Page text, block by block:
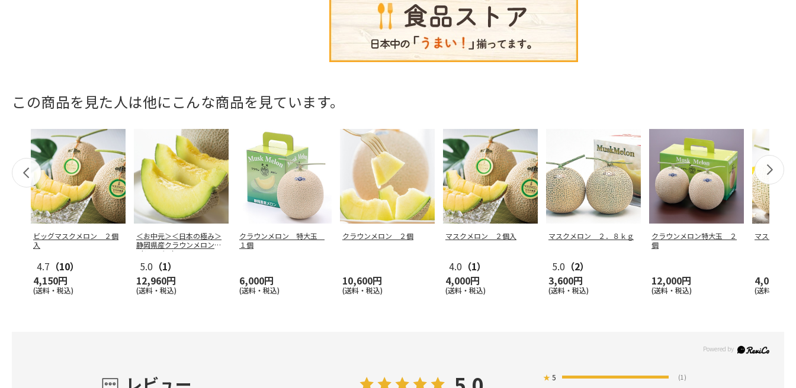
この商品を見た人は他にこんな商品を見ています。
ビッグマスクメロン ２個
入
4.7 （10）
4,150円
(送料・税込)
＜お中元＞＜日本の極み＞
静岡県産クラウンメロン
（シルバー）
5.0 （1）
12,960円
(送料・税込)
クラウンメロン 特大玉
１個
6,000円
(送料・税込)
クラウンメロン ２個
10,600円
(送料・税込)
マスクメロン ２個入
4.0 （1）
4,000円
(送料・税込)
マスクメロン ２．８ｋｇ
5.0 （2）
3,600円
(送料・税込)
クラウンメロン特大玉 ２
個
12,000円
(送料・税込)
マスクメロ
4,080円
(送料・税込)
★5 (1)